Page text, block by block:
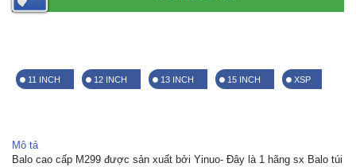
11 INCH 12 INCH 13 INCH 15 INCH XSP
Mô tả
Balo cao cấp M299 được sản xuất bởi Yinuo- Đây là 1 hãng sx Balo túi